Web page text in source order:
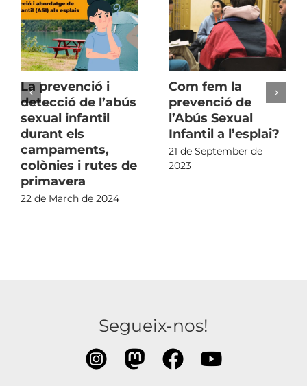
La prevenció i
detecció de l’abús
sexual infantil
durant els
campaments,
colònies i rutes de
primavera
22 de March de 2024
Com fem la
prevenció de
l’Abús Sexual
Infantil a l’esplai?
21 de September de
2023
Segueix-nos!